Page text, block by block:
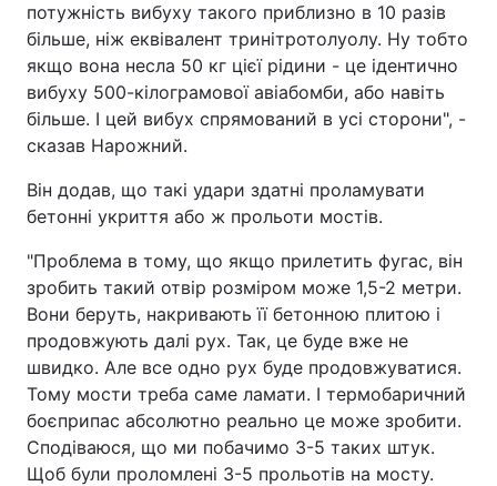
потужність вибуху такого приблизно в 10 разів
більше, ніж еквівалент тринітротолуолу. Ну тобто
якщо вона несла 50 кг цієї рідини - це ідентично
вибуху 500-кілограмової авіабомби, або навіть
більше. І цей вибух спрямований в усі сторони", -
сказав Нарожний.
Він додав, що такі удари здатні проламувати
бетонні укриття або ж прольоти мостів.
"Проблема в тому, що якщо прилетить фугас, він
зробить такий отвір розміром може 1,5-2 метри.
Вони беруть, накривають її бетонною плитою і
продовжують далі рух. Так, це буде вже не
швидко. Але все одно рух буде продовжуватися.
Тому мости треба саме ламати. І термобаричний
боєприпас абсолютно реально це може зробити.
Сподіваюся, що ми побачимо 3-5 таких штук.
Щоб були проломлені 3-5 прольотів на мосту.